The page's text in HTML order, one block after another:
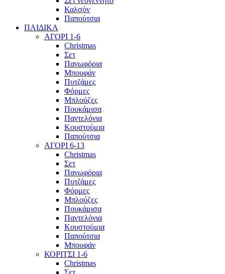
Καλσόν
Παπούτσια
ΠΑΙΔΙΚΑ
ΑΓΟΡΙ 1-6
Christmas
Σετ
Πανωφόρια
Μπουφάν
Πυτζάμες
Φόρμες
Μπλούζες
Πουκάμισα
Παντελόνια
Κουστούμια
Παπούτσια
ΑΓΟΡΙ 6-13
Christmas
Σετ
Πανωφόρια
Πυτζάμες
Φόρμες
Μπλούζες
Πουκάμισα
Παντελόνια
Κουστούμια
Παπούτσια
Μπουφάν
ΚΟΡΙΤΣΙ 1-6
Christmas
Σετ